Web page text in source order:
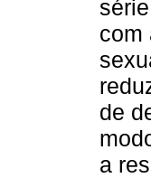
com
de
a